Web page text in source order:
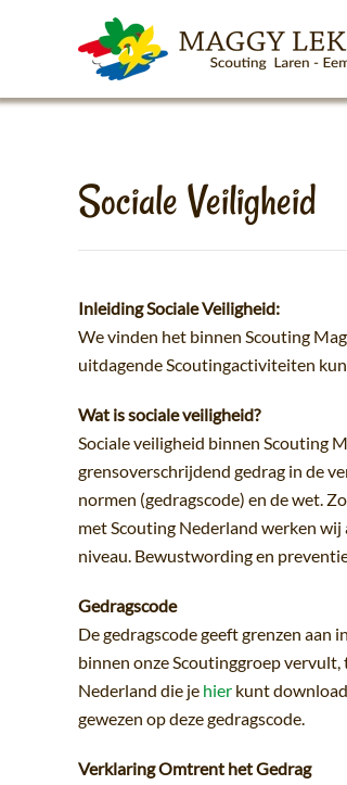
Skip to main content
Sociale Veiligheid
Inleiding Sociale Veiligheid:
We vinden het binnen Scouting
uitdagende Scoutingactiviteiten
Wat is sociale veiligheid?
Sociale veiligheid binnen Scouting
grensoverschrijdend gedrag in de
normen (gedragscode) en de wet.
met Scouting Nederland werken wij
niveau. Bewustwording en
Gedragscode
De gedragscode geeft grenzen aan
binnen onze Scoutinggroep
Nederland die je hier kunt
gewezen op deze gedragscode.
Verklaring Omtrent het Gedrag